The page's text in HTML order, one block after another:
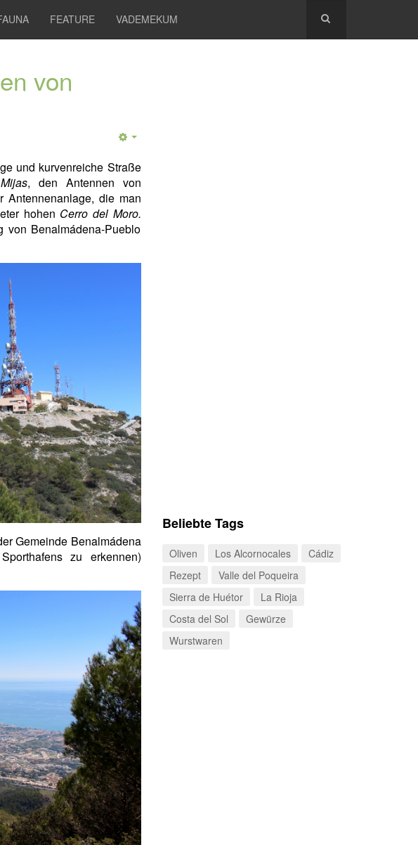
FEATURE VADEMEKUM
von
und kurvenreiche Straße
, den Antennen von
Antennenanlage, die man
hohen Cerro del Moro.
Benalmádena-Pueblo
Gemeinde Benalmádena
zu erkennen)
Beliebte Tags
Oliven Los Alcornocales
Cádiz
Rezept
Valle del Poqueira
Sierra de Huétor
La Rioja
Costa del Sol
Gewürze
Wurstwaren